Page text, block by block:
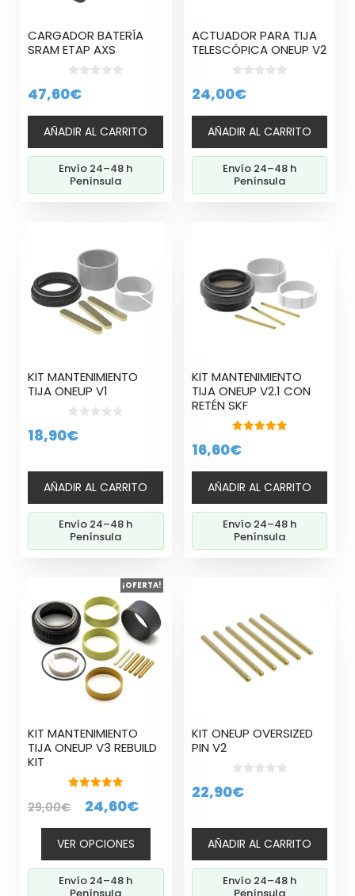
CARGADOR BATERÍA
SRAM ETAP AXS
d
47,60€
AÑADIR AL CARRITO
Envío 24–48 h
Península
ACTUADOR PARA TIJA
TELESCÓPICA ONEUP V2
d
24,00€
AÑADIR AL CARRITO
Envío 24–48 h
Península
KIT MANTENIMIENTO
TIJA ONEUP V1
d
18,90€
AÑADIR AL CARRITO
Envío 24–48 h
Península
KIT MANTENIMIENTO
TIJA ONEUP V2.1 CON
RETÉN SKF
de 5
16,60€
AÑADIR AL CARRITO
Envío 24–48 h
Península
¡OFERTA!
KIT MANTENIMIENTO
TIJA ONEUP V3 REBUILD
KIT
de 5
29,00€
El
precio
original
era:
29,00€.
24,60€El
precio
es:
VER OPCIONES
producto
tiene
múltiples
variantes.
Las
elegir
en
de
producto
Envío 24–48 h
Península
KIT ONEUP OVERSIZED
PIN V2
d
22,90€
AÑADIR AL CARRITO
Envío 24–48 h
Península